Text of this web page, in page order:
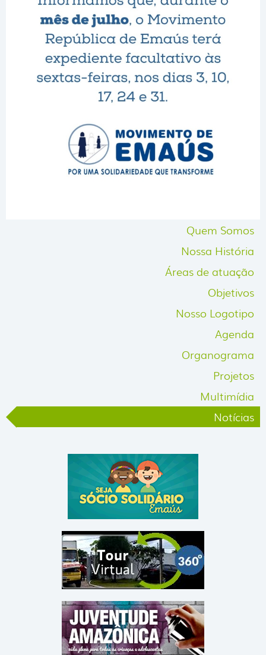
Quem Somos
Nossa História
Áreas de atuação
Objetivos
Nosso Logotipo
Agenda
Organograma
Projetos
Multimídia
Notícias